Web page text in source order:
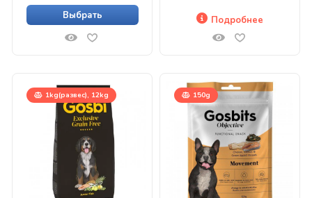
Выбрать Подробнее
1kg(развес), 12kg 150g